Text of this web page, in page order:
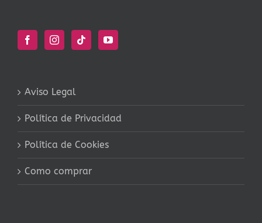
Aviso Legal
Política de Privacidad
Política de Cookies
Como comprar